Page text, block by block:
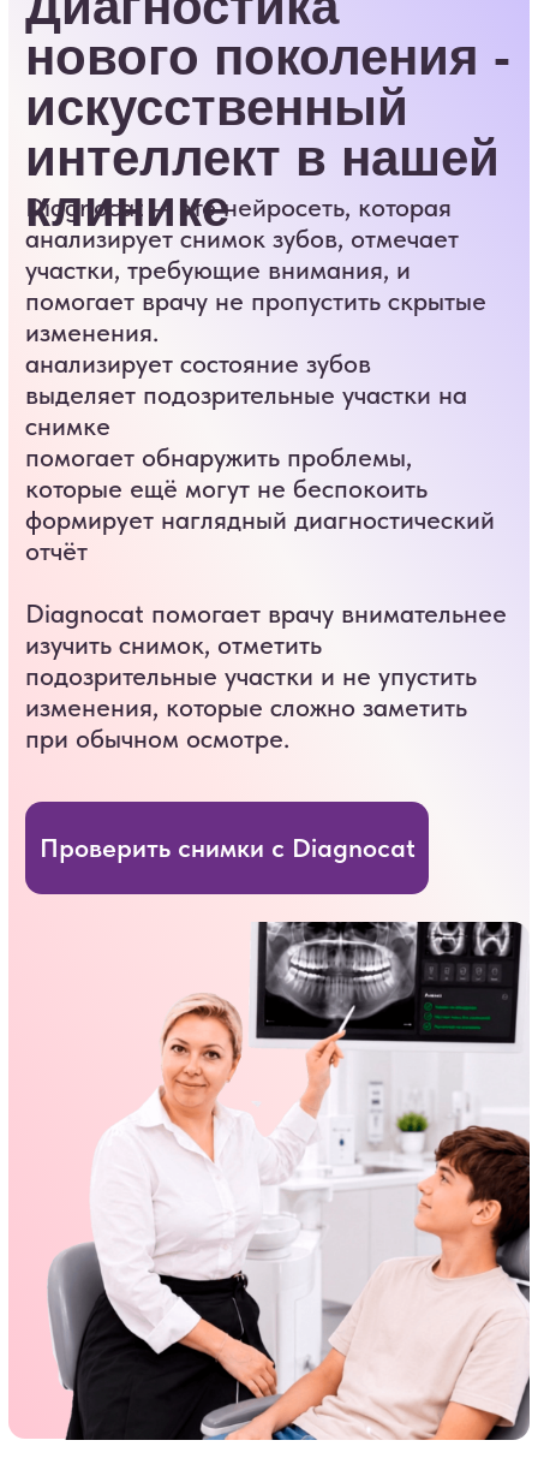
лечения на 4 части с
услугой «ДОЛЯМИ»
в Эстетика Дентал!
Оставьте заявку, мы свяжемся
с вами в ближайшее время
Не нашли
необходимую вам
услугу?
+7
Отправляя данные, Вы подтверждаете, что
ознакомились с условиями политики
конфиденциальностии хранения данных
Отправить данные